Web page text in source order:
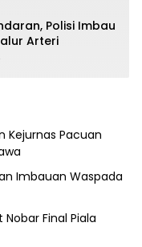
Polisi Imbau
Arteri
Kejurnas Pacuan
Imbauan Waspada
Final Piala